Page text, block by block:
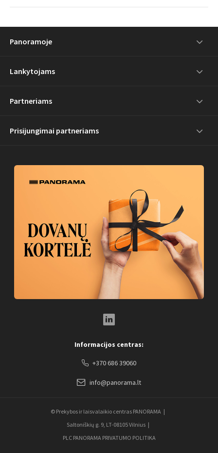
Panoramoje
Lankytojams
Partneriams
Prisijungimai partneriams
Informacijos centras:
+370 686 39060
info@panorama.lt
© Prekybos ir laisvalaikio centras PANORAMA
Saltoniškių g. 9, LT-08105 Vilnius
PLC PANORAMA PRIVATUMO POLITIKA